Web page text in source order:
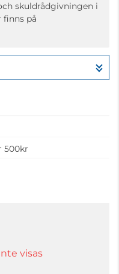
skuldrådgivningen i
på
500kr
visas